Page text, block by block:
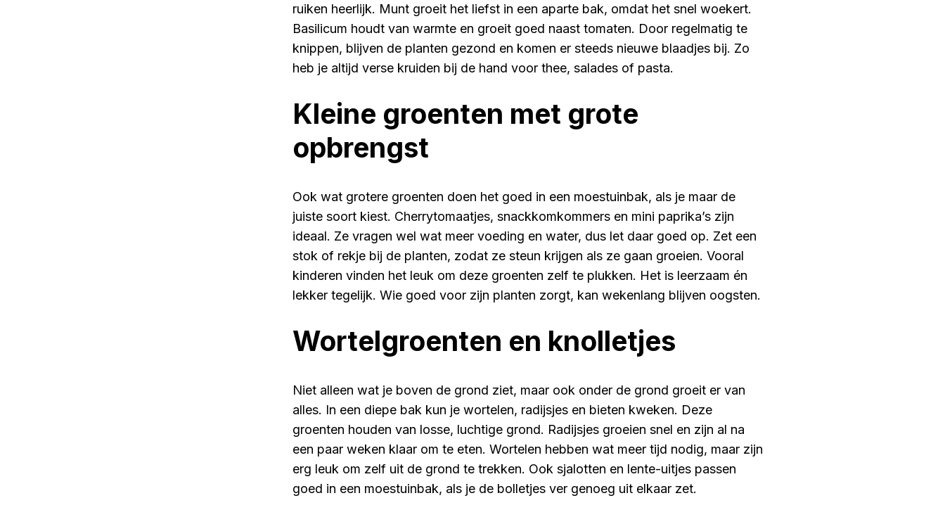
ruiken heerlijk. Munt groeit het liefst in een aparte bak, omdat het snel woekert.
Basilicum houdt van warmte en groeit goed naast tomaten. Door regelmatig te
knippen, blijven de planten gezond en komen er steeds nieuwe blaadjes bij. Zo
heb je altijd verse kruiden bij de hand voor thee, salades of pasta.
Kleine groenten met grote
opbrengst
Ook wat grotere groenten doen het goed in een moestuinbak, als je maar de
juiste soort kiest. Cherrytomaatjes, snackkomkommers en mini paprika’s zijn
ideaal. Ze vragen wel wat meer voeding en water, dus let daar goed op. Zet een
stok of rekje bij de planten, zodat ze steun krijgen als ze gaan groeien. Vooral
kinderen vinden het leuk om deze groenten zelf te plukken. Het is leerzaam én
lekker tegelijk. Wie goed voor zijn planten zorgt, kan wekenlang blijven oogsten.
Wortelgroenten en knolletjes
Niet alleen wat je boven de grond ziet, maar ook onder de grond groeit er van
alles. In een diepe bak kun je wortelen, radijsjes en bieten kweken. Deze
groenten houden van losse, luchtige grond. Radijsjes groeien snel en zijn al na
een paar weken klaar om te eten. Wortelen hebben wat meer tijd nodig, maar zijn
erg leuk om zelf uit de grond te trekken. Ook sjalotten en lente-uitjes passen
goed in een moestuinbak, als je de bolletjes ver genoeg uit elkaar zet.